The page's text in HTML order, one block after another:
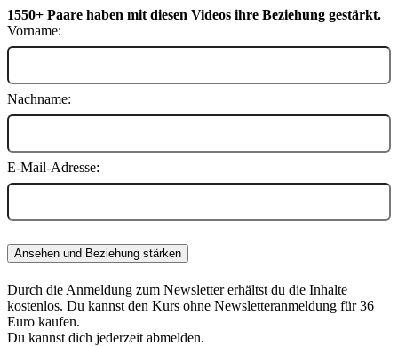
1550+ Paare haben mit diesen Videos ihre Beziehung gestärkt.
Vorname:
Nachname:
E-Mail-Adresse:
Durch die Anmeldung zum Newsletter erhältst du die Inhalte
kostenlos. Du kannst den Kurs ohne Newsletteranmeldung für 36
Euro kaufen.
Du kannst dich jederzeit abmelden.